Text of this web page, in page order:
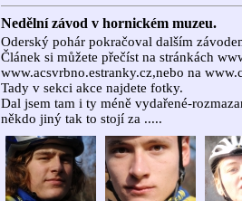
Nedělní závod v hornickém muzeu.
Oderský pohár pokračoval dalším
Článek si můžete přečíst na stránkách
www.acsvrbno.estranky.cz,nebo na
Tady v sekci akce najdete fotky.
Dal jsem tam i ty méně vydařené-
někdo jiný tak to stojí za .....